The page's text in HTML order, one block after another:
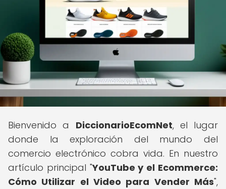
Bienvenido a DiccionarioEcomNet, el lugar
donde la exploración del mundo del
comercio electrónico cobra vida. En nuestro
artículo principal "YouTube y el Ecommerce:
Cómo Utilizar el Video para Vender Más",